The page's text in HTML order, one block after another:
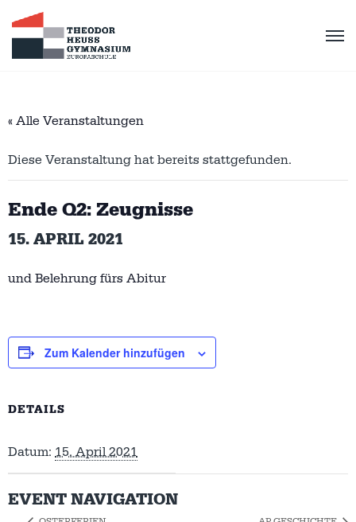
« Alle Veranstaltungen
Diese Veranstaltung hat bereits stattgefunden.
Ende Q2: Zeugnisse
15. APRIL 2021
und Belehrung fürs Abitur
Zum Kalender hinzufügen
DETAILS
Datum: 15. April 2021
EVENT NAVIGATION